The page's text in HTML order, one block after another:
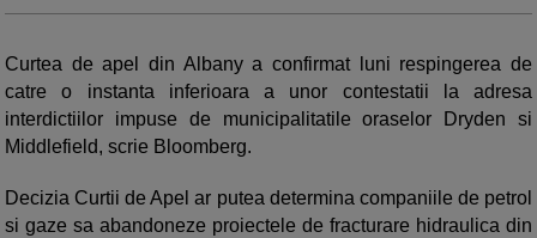
Curtea de apel din Albany a confirmat luni respingerea de
catre o instanta inferioara a unor contestatii la adresa
interdictiilor impuse de municipalitatile oraselor Dryden si
Middlefield, scrie Bloomberg.
Decizia Curtii de Apel ar putea determina companiile de petrol
si gaze sa abandoneze proiectele de fracturare hidraulica din